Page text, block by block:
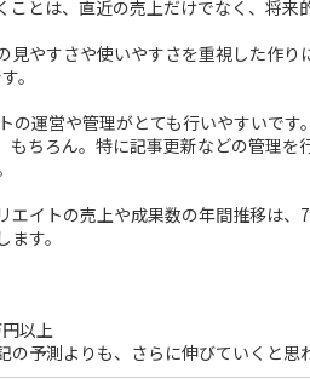
とは、直近の売上だけでなく、将来
やすさや使いやすさを重視した作り
。
運営や管理がとても行いやすいです
ちろん。特に記事更新などの管理
エイトの売上や成果数の年間推移は
す。
以上
予測よりも、さらに伸びていくと思